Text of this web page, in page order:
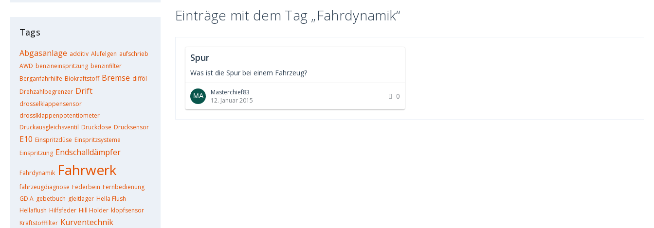
Tags
Abgasanlage additiv Alufelgen aufschrieb
AWD benzineinspritzung benzinfilter
Berganfahrhilfe Biokraftstoff Bremse difföl
Drehzahlbegrenzer Drift
drosselklappensensor
drosslklappenpotentiometer
Druckausgleichsventil Druckdose Drucksensor
E10 Einspritzdüse Einspritzsysteme
Einspritzung Endschalldämpfer
Fahrdynamik Fahrwerk
fahrzeugdiagnose Federbein Fernbedienung
GD A gebetbuch gleitlager Hella Flush
Hellaflush Hilfsfeder Hill Holder klopfsensor
Kraftstofffilter Kurventechnik
Einträge mit dem Tag „Fahrdynamik“
Spur
Was ist die Spur bei einem Fahrzeug?
Masterchief83
12. Januar 2015
0